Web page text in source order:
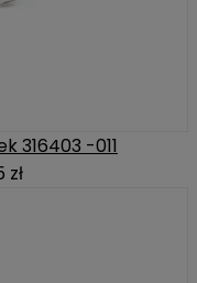
316403 -011
zł